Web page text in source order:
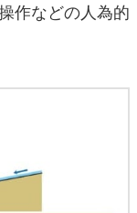
作などの人為的